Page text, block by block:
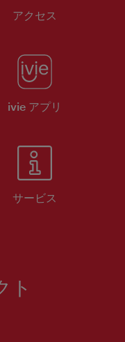
アクセス
ivie アプリ
サービス
ト